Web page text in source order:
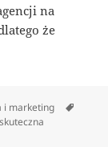
na
że
i marketing
skuteczna